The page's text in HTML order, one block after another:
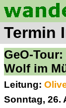
Termin
GeO-
Wolf im
Leitung:
Sonntag, 26.